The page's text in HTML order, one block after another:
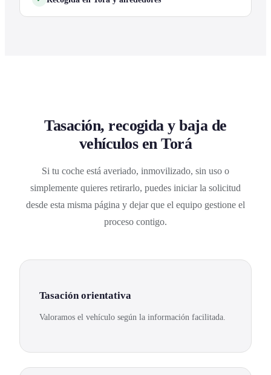
Tasación, recogida y baja de
vehículos en Torá
Si tu coche está averiado, inmovilizado, sin uso o
simplemente quieres retirarlo, puedes iniciar la solicitud
desde esta misma página y dejar que el equipo gestione el
proceso contigo.
Tasación orientativa
Valoramos el vehículo según la información facilitada.